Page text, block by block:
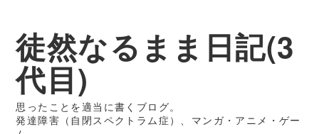
徒然なるまま日記(3
代目)
思ったことを適当に書くブログ。
発達障害（自閉スペクトラム症）、マンガ・アニメ・ゲー